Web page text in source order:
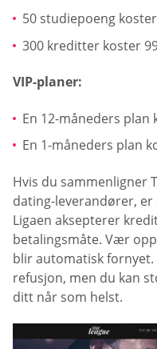
50 studiepoeng
300 kreditter koster
VIP-planer:
En 12-måneders plan
En 1-måneders plan
Hvis du sammenligner
dating-leverandører,
Ligaen aksepterer
betalingsmåte. Vær
blir automatisk
refusjon, men du kan
ditt når som helst.